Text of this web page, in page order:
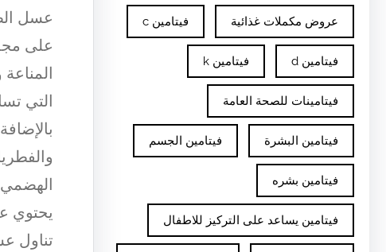
عروض مكملات غذائية فيتامين c
فيتامين d فيتامين k
فيتامينات للصحة العامة
فيتامين البشرة فيتامين الجسم
فيتامين بشره
فيتامين يساعد على التركيز للاطفال
عسل
على
التي
يحتوي
تناول